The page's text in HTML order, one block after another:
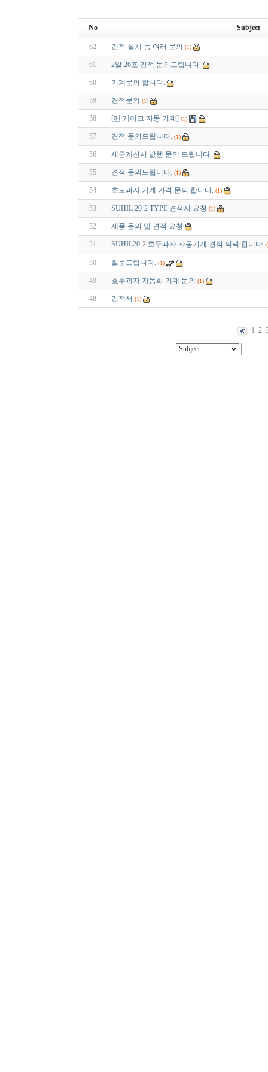
No Subject
62 견적 설치 등 여러 문의 (1)
61 2알 26조 견적 문의드립니다.
60 기계문의 합니다.
59 견적문의 (1)
58 [팬 케이크 자동 기계] (1)
57 견적 문의드립니다. (1)
56 세금계산서 밠행 문의 드립니다.
55 견적 문의드립니다. (1)
54 호도과자 기계 가격 문의 합니다. (1)
53 SUHIL 20-2 TYPE 견적서 요청 (1)
52 제품 문의 및 견적 요청
51 SUHIL20-2 호두과자 자동기계 견적 의뢰 합니다.
50 질문드립니다. (1)
49 호두과자 자동화 기계 문의 (1)
48 견적서 (1)
1 2